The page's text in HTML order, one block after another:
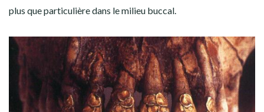
plus que particulière dans le milieu buccal.